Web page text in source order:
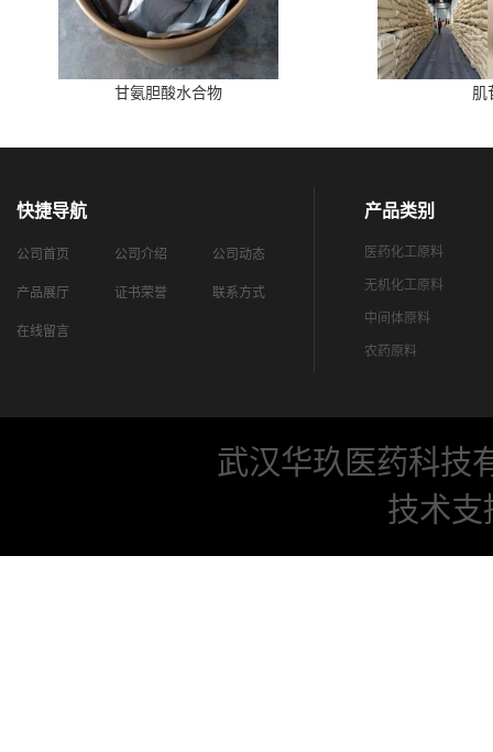
甘氨胆酸水合物 肌
快捷导航
公司首页 公司介绍 公司动态
产品展厅 证书荣誉 联系方式
在线留言
产品类别
医药化工原料
无机化工原料
中间体原料
农药原料
武汉华玖医药科技
技术